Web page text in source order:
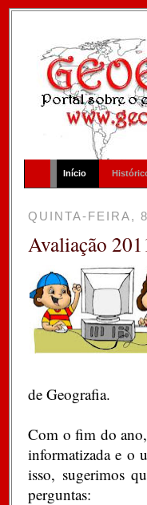
Início
QUINTA-FEIRA,
Avaliação
de Geografia.
Com o fim do ano,
informatizada e o
isso, sugerimos
perguntas: